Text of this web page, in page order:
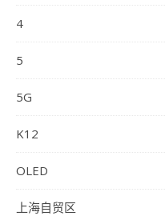
4
5
5G
K12
OLED
上海自贸区